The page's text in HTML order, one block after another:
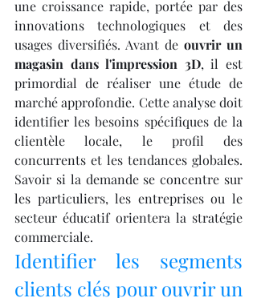
une croissance rapide, portée par des
innovations technologiques et des
usages diversifiés. Avant de ouvrir un
magasin dans l'impression 3D, il est
primordial de réaliser une étude de
marché approfondie. Cette analyse doit
identifier les besoins spécifiques de la
clientèle locale, le profil des
concurrents et les tendances globales.
Savoir si la demande se concentre sur
les particuliers, les entreprises ou le
secteur éducatif orientera la stratégie
commerciale.
Identifier les segments
clients clés pour ouvrir un